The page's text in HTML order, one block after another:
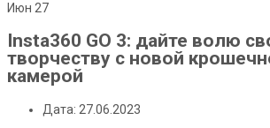
Июн 27
Insta360 GO 3: дайте волю
творчеству с новой
камерой
Дата: 27.06.2023